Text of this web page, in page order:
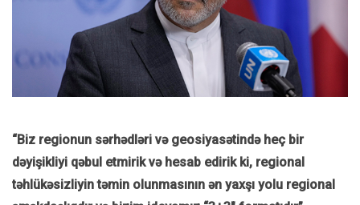
“Biz regionun sərhədləri və geosiyasətində heç bir
dəyişikliyi qəbul etmirik və hesab edirik ki, regional
təhlükəsizliyin təmin olunmasının ən yaxşı yolu regional